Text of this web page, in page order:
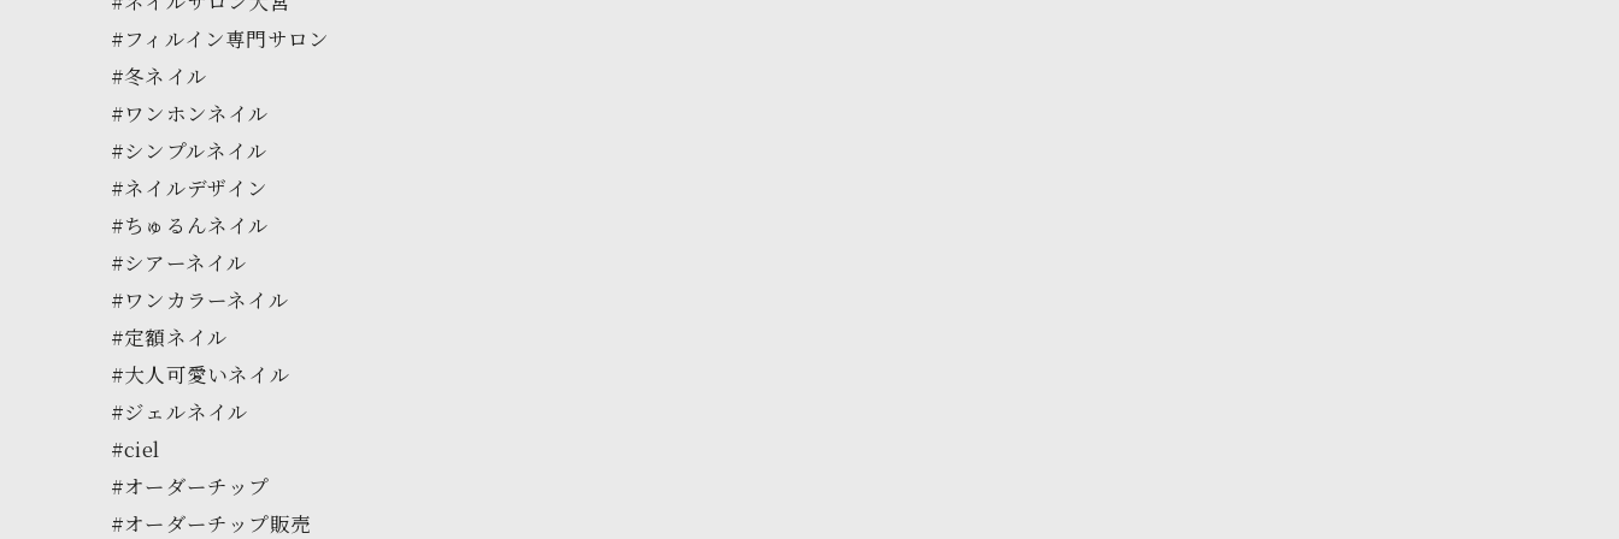
#フィルイン専門サロン
#冬ネイル
#ワンホンネイル
#シンプルネイル
#ネイルデザイン
#ちゅるんネイル
#シアーネイル
#ワンカラーネイル
#定額ネイル
#大人可愛いネイル
#ジェルネイル
#ciel
#オーダーチップ
#オーダーチップ販売